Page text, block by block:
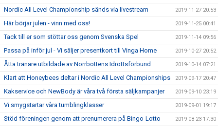
Nordic All Level Championship sänds via livestream 2019-11-27 20:53
Här börjar julen - vinn med oss! 2019-11-25 00:41
Tack till er som stöttar oss genom Svenska Spel 2019-11-14 09:56
Passa på inför jul - Vi säljer presentkort till Vinga Home 2019-10-27 20:52
Åtta tränare utbildade av Norrbottens Idrottsförbund 2019-10-14 07:21
Klart att Honeybees deltar i Nordic All Level Championships 2019-09-17 20:47
Kakservice och NewBody är våra två första säljkampanjer 2019-09-10 23:19
Vi smygstartar våra tumblingklasser 2019-09-01 19:17
Stöd föreningen genom att prenumerera på Bingo-Lotto 2019-08-23 17:30